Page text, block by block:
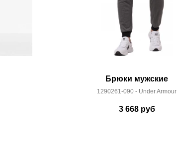
Брюки мужские
1290261-090 - Under Armour
3 668руб